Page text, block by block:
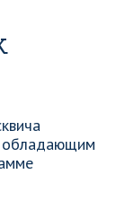
обладающим